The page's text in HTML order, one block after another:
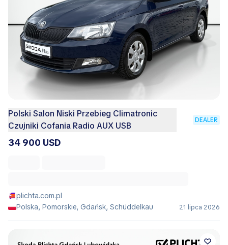
Polski Salon Niski Przebieg Climatronic
Czujniki Cofania Radio AUX USB
DEALER
34 900 USD
plichta.com.pl
Polska, Pomorskie, Gdańsk, Schüddelkau
21 lipca 2026